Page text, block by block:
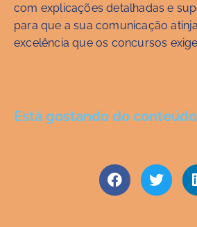
com explicações detalhadas e
para que a sua comunicação
excelência que os concursos
Está gostando do